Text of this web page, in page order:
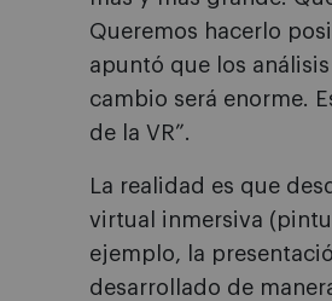
Queremos hacerlo
apuntó que los
cambio será enorme.
de la VR”.
La realidad es que
virtual inmersiva
ejemplo, la
desarrollado de